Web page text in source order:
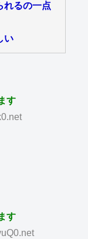
れるの一点
い
す
す